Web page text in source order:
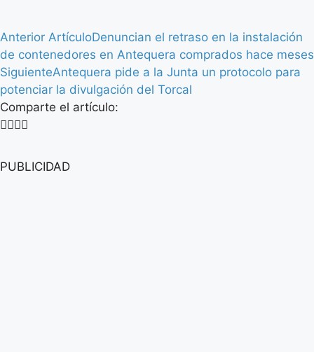
Anterior ArtículoDenuncian el retraso en la instalación
de contenedores en Antequera comprados hace meses
SiguienteAntequera pide a la Junta un protocolo para
potenciar la divulgación del Torcal
Comparte el artículo:
PUBLICIDAD